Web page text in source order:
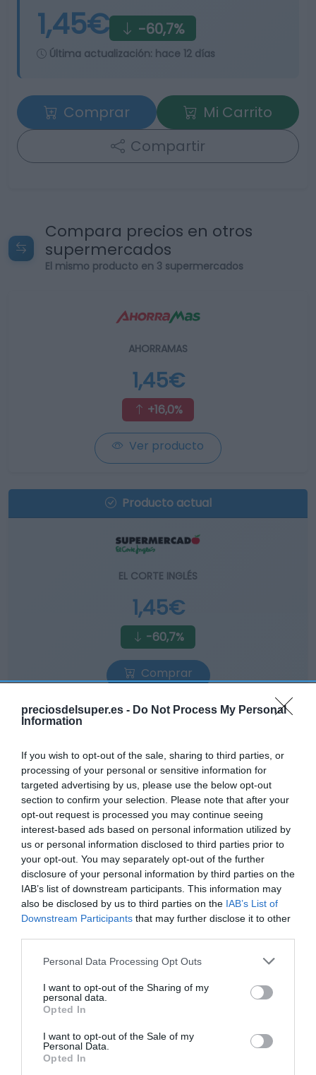
preciosdelsuper.es - Do Not Process My Personal
Information
If you wish to opt-out of the sale, sharing to third parties, or
processing of your personal or sensitive information for
targeted advertising by us, please use the below opt-out
section to confirm your selection. Please note that after your
opt-out request is processed you may continue seeing
interest-based ads based on personal information utilized by
us or personal information disclosed to third parties prior to
your opt-out. You may separately opt-out of the further
disclosure of your personal information by third parties on the
IAB’s list of downstream participants. This information may
also be disclosed by us to third parties on the IAB’s List of
Downstream Participants that may further disclose it to other
Please note that this website/app uses one or more Google
not limited to your visit or usage behaviour. You may click to
grant or deny consent to Google and its third-party tags to
use your data for below specified purposes in below Google
consent section.
Personal Data Processing Opt Outs
I want to opt-out of the Sharing of my
personal data.
Opted In
I want to opt-out of the Sale of my
Personal Data.
Opted In
1,45€ -60,7%
Última actualización: hace 12 días
Comprar
Mi Carrito
Compartir
Compara precios en otros
supermercados
El mismo producto en 3 supermercados
AHORRAMAS
1,45€
+16,0%
Ver producto
Producto actual
EL CORTE INGLÉS
1,45€
-60,7%
Comprar
CARREFOUR
—
Ver producto
Detalles del producto
Alimentación General
Subcategoría
Arroz